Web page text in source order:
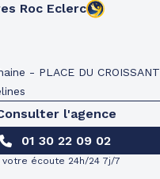
Roc Eclerc
- PLACE DU CROISSANT
l'agence
01 30 22 09 02
votre écoute 24h/24 7j/7